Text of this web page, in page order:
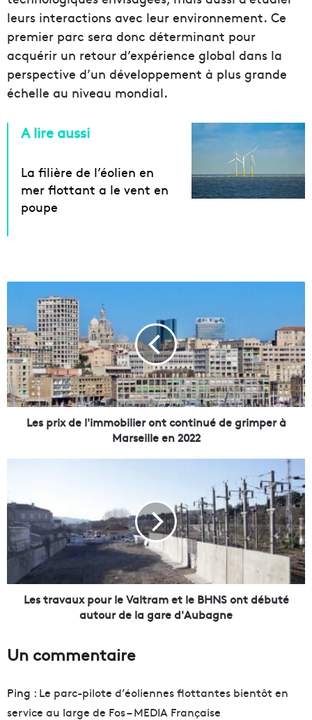
leurs interactions avec leur environnement. Ce
premier parc sera donc déterminant pour
acquérir un retour d’expérience global dans la
perspective d’un développement à plus grande
échelle au niveau mondial.
A lire aussi
La filière de l’éolien en
mer flottant a le vent en
poupe
p
r
i
x
d
e
b
i
i
r
o
i
n
Les prix de l'immobilier ont continué de grimper à
Marseille en 2022
t
r
a
v
u
r
V
a
Les travaux pour le Valtram et le BHNS ont débuté
autour de la gare d'Aubagne
Un commentaire
Ping : Le parc-pilote d’éoliennes flottantes bientôt en
service au large de Fos – MEDIA Française